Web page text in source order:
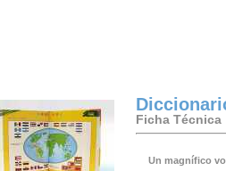
Ficha Técnica
Un magnífico